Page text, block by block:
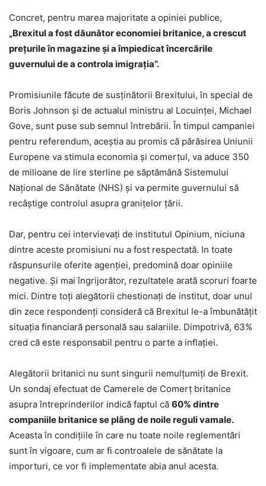
Concret, pentru marea majoritate a opiniei publice,
„Brexitul a fost dăunător economiei britanice, a crescut
prețurile în magazine și a împiedicat încercările
guvernului de a controla imigrația”.
Promisiunile făcute de susținătorii Brexitului, în special de
Boris Johnson și de actualul ministru al Locuinței, Michael
Gove, sunt puse sub semnul întrebării. În timpul campaniei
pentru referendum, aceștia au promis că părăsirea Uniunii
Europene va stimula economia și comerțul, va aduce 350
de milioane de lire sterline pe săptămână Sistemului
Național de Sănătate (NHS) și va permite guvernului să
recâștige controlul asupra granițelor țării.
Dar, pentru cei intervievați de institutul Opinium, niciuna
dintre aceste promisiuni nu a fost respectată. In toate
răspunsurile oferite agenției, predomină doar opiniile
negative. Și mai îngrijorător, rezultatele arată scoruri foarte
mici. Dintre toți alegătorii chestionați de institut, doar unul
din zece respondenți consideră că Brexitul le-a îmbunătățit
situația financiară personală sau salariile. Dimpotrivă, 63%
cred că este responsabil pentru o parte a inflației.
Alegătorii britanici nu sunt singurii nemulțumiți de Brexit.
Un sondaj efectuat de Camerele de Comerț britanice
asupra întreprinderilor indică faptul că 60% dintre
companiile britanice se plâng de noile reguli vamale.
Aceasta în condițiile în care nu toate noile reglementări
sunt în vigoare, cum ar fi controalele de sănătate la
importuri, ce vor fi implementate abia anul acesta.